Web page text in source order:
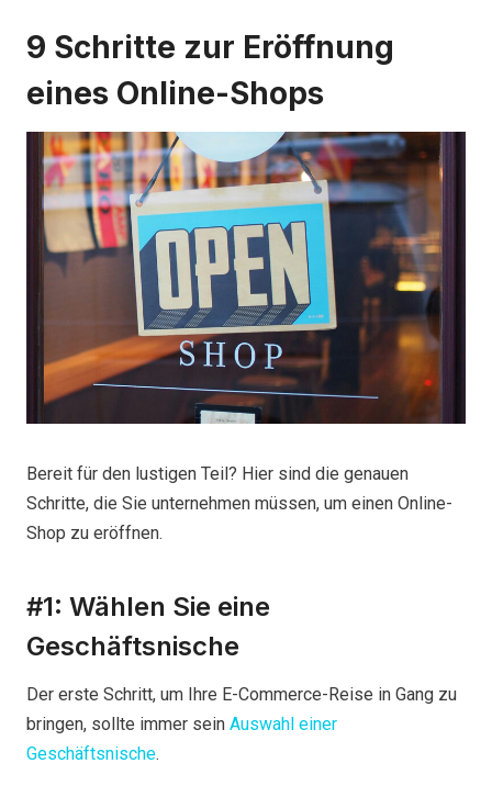
9 Schritte zur Eröffnung
eines Online-Shops
Bereit für den lustigen Teil? Hier sind die genauen
Schritte, die Sie unternehmen müssen, um einen Online-
Shop zu eröffnen.
#1: Wählen Sie eine
Geschäftsnische
Der erste Schritt, um Ihre E-Commerce-Reise in Gang zu
bringen, sollte immer sein Auswahl einer
Geschäftsnische.